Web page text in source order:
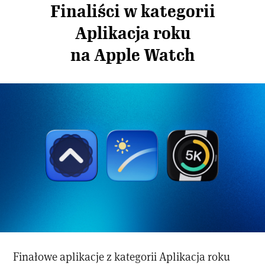
Finaliści w kategorii
Aplikacja roku
na Apple Watch
Finałowe aplikacje z kategorii Aplikacja roku